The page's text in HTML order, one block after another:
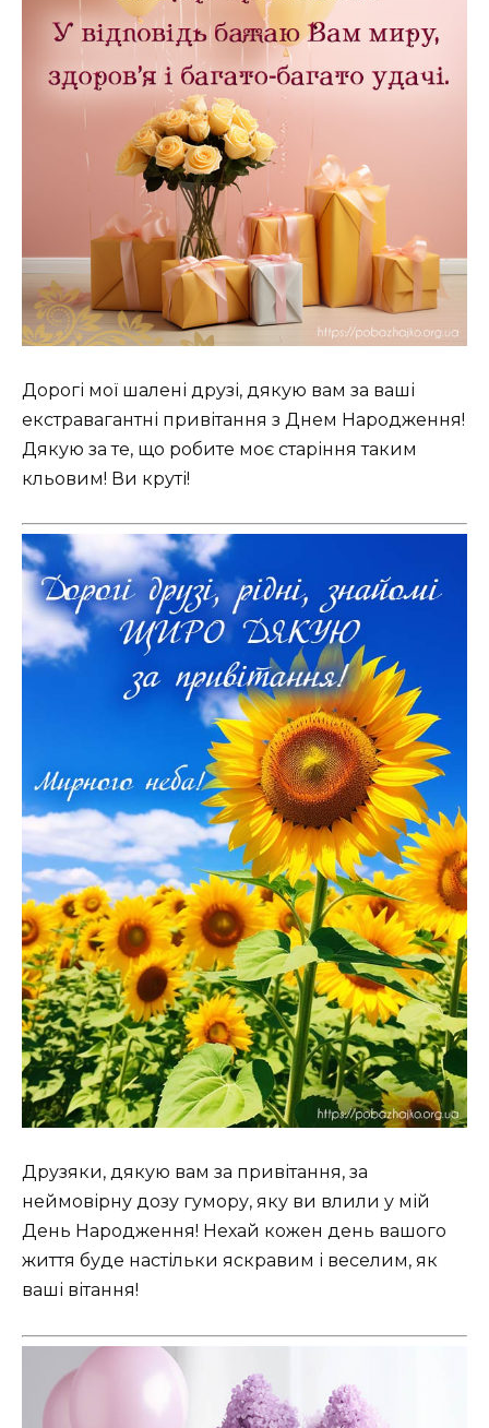
Дорогі мої шалені друзі, дякую вам за ваші
екстравагантні привітання з Днем Народження!
Дякую за те, що робите моє старіння таким
кльовим! Ви круті!
Друзяки, дякую вам за привітання, за
неймовірну дозу гумору, яку ви влили у мій
День Народження! Нехай кожен день вашого
життя буде настільки яскравим і веселим, як
ваші вітання!